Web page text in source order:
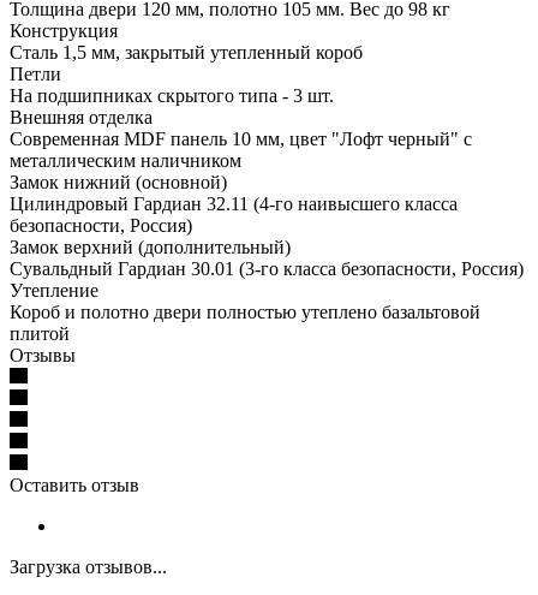
Толщина двери 120 мм, полотно 105 мм. Вес до 98 кг
Конструкция
Сталь 1,5 мм, закрытый утепленный короб
Петли
На подшипниках скрытого типа - 3 шт.
Внешняя отделка
Современная MDF панель 10 мм, цвет "Лофт черный" с
металлическим наличником
Замок нижний (основной)
Цилиндровый Гардиан 32.11 (4-го наивысшего класса
безопасности, Россия)
Замок верхний (дополнительный)
Сувальдный Гардиан 30.01 (3-го класса безопасности, Россия)
Утепление
Короб и полотно двери полностью утеплено базальтовой
плитой
Отзывы
Оставить отзыв
Загрузка отзывов...